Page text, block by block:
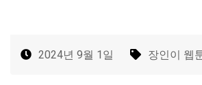
2024년 9월 1일 장인이 웹